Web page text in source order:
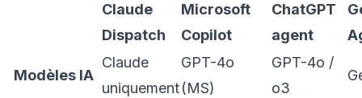
Claude
Dispatch
Microsoft
Copilot
ChatGPT
agent
Modèles IA
Claude
uniquement
GPT-4o
(MS)
GPT-4o /
o3